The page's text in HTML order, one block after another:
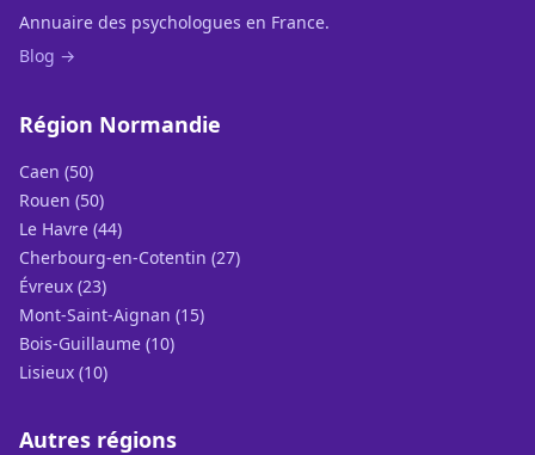
Annuaire des psychologues en France.
Blog →
Région Normandie
Caen (50)
Rouen (50)
Le Havre (44)
Cherbourg-en-Cotentin (27)
Évreux (23)
Mont-Saint-Aignan (15)
Bois-Guillaume (10)
Lisieux (10)
Autres régions